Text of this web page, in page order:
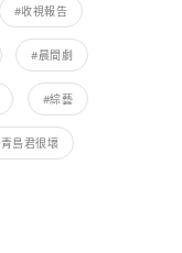
#收視報告
#晨間劇
#綜藝
島君很壞